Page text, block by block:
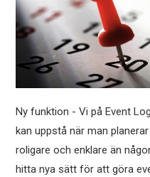
Ny funktion - Vi på Event
kan uppstå när man
roligare och enklare än
hitta nya sätt för att göra